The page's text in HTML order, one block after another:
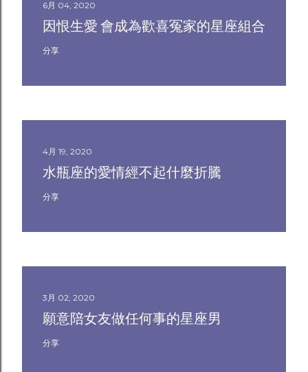
6月 04, 2020
因恨生愛 會成為歡喜冤家的星座組合
分享
4月 19, 2020
水瓶座的愛情經不起什麼折騰
分享
3月 02, 2020
願意陪女友做任何事的星座男
分享